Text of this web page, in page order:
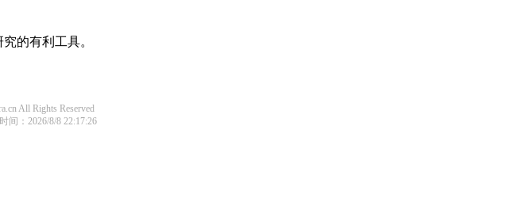
的有利工具。
All Rights Reserved
间：2026/8/8 22:17:26